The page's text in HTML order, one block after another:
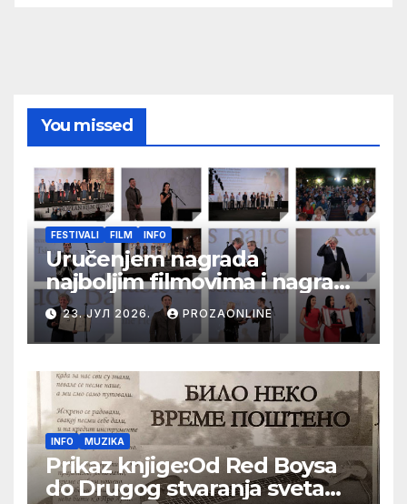
You missed
FESTIVALI FILM INFO
Uručenjem nagrada
najboljim filmovima i nagrade
„Aleksandar Lifka“ Radošu
Bajiću svečano zatvoren 33.
Festival evropskog filma Palić
23. ЈУЛ 2026. PROZAONLINE
INFO MUZIKA
Prikaz knjige:Od Red Boysa
do Drugog stvaranja sveta